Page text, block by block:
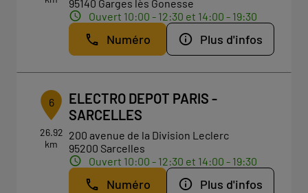
95140 Garges lès Gonesse
Ouvert 10:00 - 12:30 et 14:00 - 19:30
Numéro Plus d'infos
6
26.92
km
ELECTRO DEPOT PARIS -
SARCELLES
200 avenue de la Division Leclerc
95200 Sarcelles
Ouvert 10:00 - 12:30 et 14:00 - 19:30
Numéro Plus d'infos